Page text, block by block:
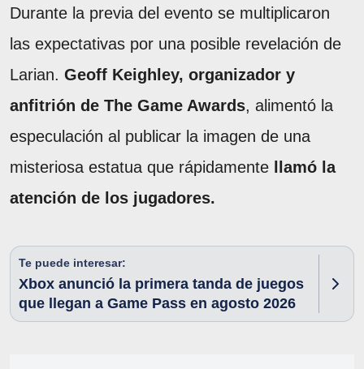
Durante la previa del evento se multiplicaron
las expectativas por una posible revelación de
Larian. Geoff Keighley, organizador y
anfitrión de The Game Awards, alimentó la
especulación al publicar la imagen de una
misteriosa estatua que rápidamente
llamó la
atención de los jugadores.
Te puede interesar:
Xbox anunció la primera tanda de juegos
que llegan a Game Pass en agosto 2026